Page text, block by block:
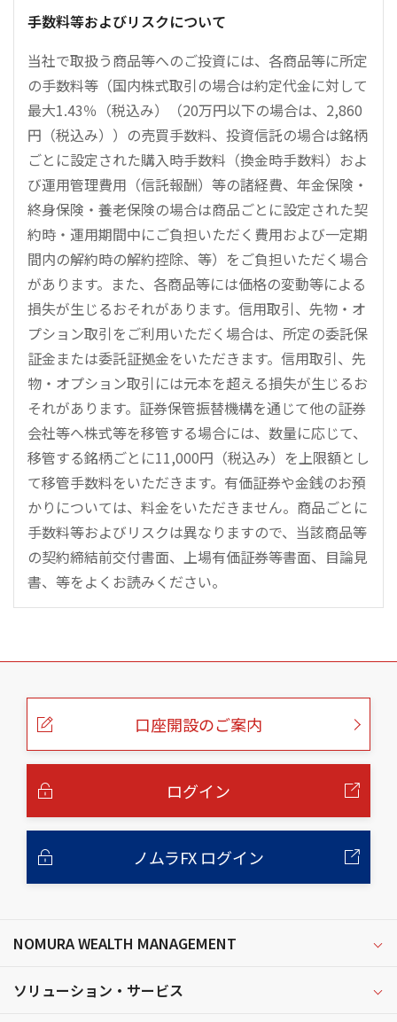
手数料等およびリスクについて
当社で取扱う商品等へのご投資には、各商品等に所定
の手数料等（国内株式取引の場合は約定代金に対して
最大1.43％（税込み）（20万円以下の場合は、2,860
円（税込み））の売買手数料、投資信託の場合は銘柄
ごとに設定された購入時手数料（換金時手数料）およ
び運用管理費用（信託報酬）等の諸経費、年金保険・
終身保険・養老保険の場合は商品ごとに設定された契
約時・運用期間中にご負担いただく費用および一定期
間内の解約時の解約控除、等）をご負担いただく場合
があります。また、各商品等には価格の変動等による
損失が生じるおそれがあります。信用取引、先物・オ
プション取引をご利用いただく場合は、所定の委託保
証金または委託証拠金をいただきます。信用取引、先
物・オプション取引には元本を超える損失が生じるお
それがあります。証券保管振替機構を通じて他の証券
会社等へ株式等を移管する場合には、数量に応じて、
移管する銘柄ごとに11,000円（税込み）を上限額とし
て移管手数料をいただきます。有価証券や金銭のお預
かりについては、料金をいただきません。商品ごとに
手数料等およびリスクは異なりますので、当該商品等
の契約締結前交付書面、上場有価証券等書面、目論見
書、等をよくお読みください。
こ
口座開設のご案内
ログイン
ノムラFX ログイン
NOMURA WEALTH MANAGEMENT
ソリューション・サービス